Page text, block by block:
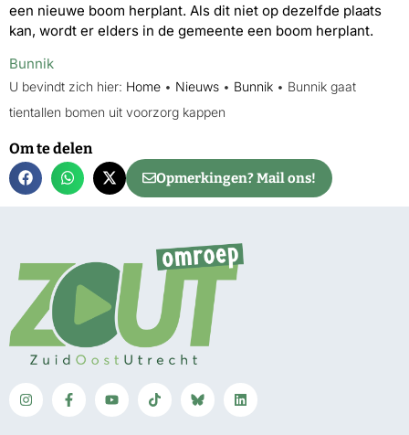
een nieuwe boom herplant. Als dit niet op dezelfde plaats
kan, wordt er elders in de gemeente een boom herplant.
Bunnik
U bevindt zich hier: Home • Nieuws • Bunnik • Bunnik gaat
tientallen bomen uit voorzorg kappen
Om te delen
Opmerkingen? Mail ons!